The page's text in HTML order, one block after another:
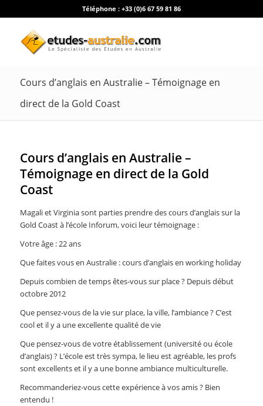
Téléphone : +33 (0)6 67 59 81 86
Cours d’anglais en Australie – Témoignage en
direct de la Gold Coast
Cours d’anglais en Australie –
Témoignage en direct de la Gold
Coast
Magali et Virginia sont parties prendre des cours d’anglais sur la
Gold Coast à l’école Inforum, voici leur témoignage :
Votre âge : 22 ans
Que faites vous en Australie : cours d’anglais en working holiday
Depuis combien de temps êtes-vous sur place ? Depuis début
octobre 2012
Que pensez-vous de la vie sur place, la ville, l’ambiance ? C’est
cool et il y a une excellente qualité de vie
Que pensez-vous de votre établissement (université ou école
d’anglais) ? L’école est très sympa, le lieu est agréable, les profs
sont excellents et il y a une bonne ambiance multiculturelle.
Recommanderiez-vous cette expérience à vos amis ? Bien
entendu !